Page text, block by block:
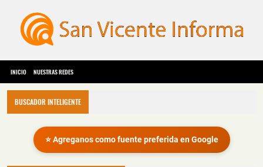
INICIO NUESTRAS REDES
BUSCADOR INTELIGENTE
⭐ Agreganos como fuente preferida en Google